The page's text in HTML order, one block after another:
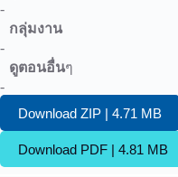
-
กลุ่มงาน
-
ดูตอนอื่นๆ
-
Download ZIP | 4.71 MB
Download PDF | 4.81 MB